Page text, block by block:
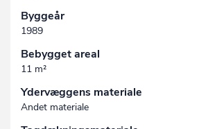
Byggeår
1989
Bebygget areal
11 m²
Ydervæggens materiale
Andet materiale